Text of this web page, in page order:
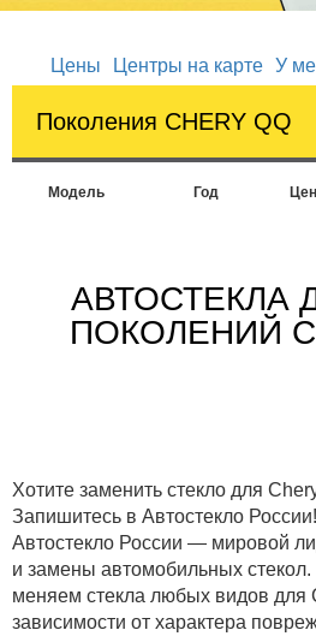
Цены Центры на карте У
Поколения CHERY QQ
Модель Год
АВТОСТЕКЛА
ПОКОЛЕНИЙ
Хотите заменить стекло для
Запишитесь в Автостекло
Автостекло России — мировой
и замены автомобильных
меняем стекла любых видов для
зависимости от характера